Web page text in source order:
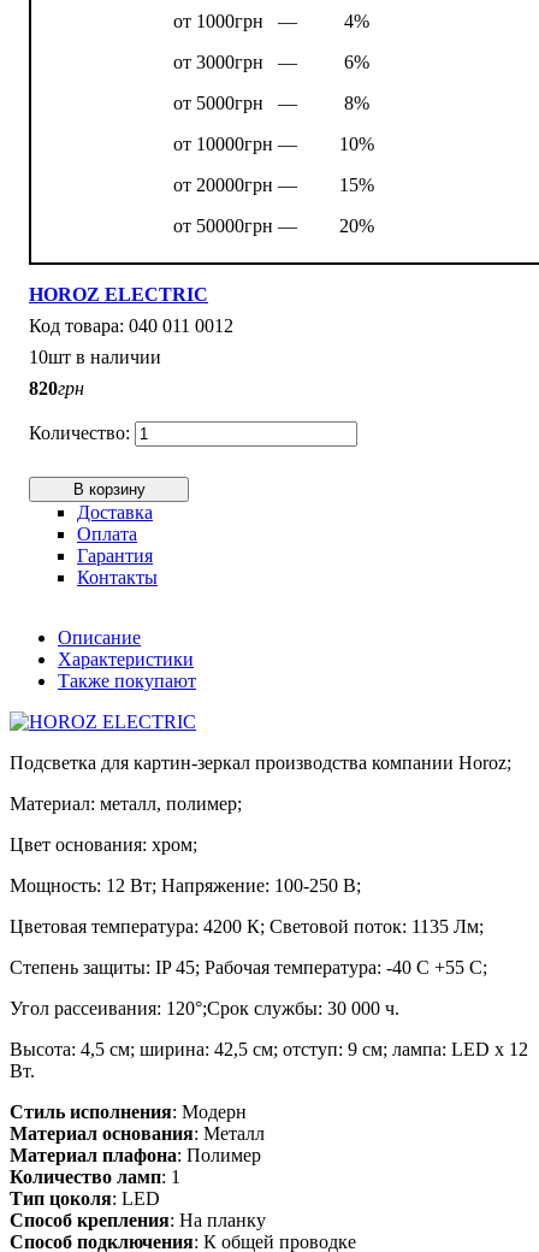
от 1000грн —
4%
от 3000грн —
6%
от 5000грн —
8%
от 10000грн —
10%
от 20000грн —
15%
от 50000грн —
20%
HOROZ ELECTRIC
040 011 0012
10шт в наличии
820грн
В корзину
Доставка
Оплата
Гарантия
Контакты
Описание
Характеристики
Также покупают
Подсветка для картин-зеркал производства компании Horoz;
Материал: металл, полимер;
Цвет основания: хром;
Мощность: 12 Вт; Напряжение: 100-250 В;
Цветовая температура: 4200 К; Световой поток: 1135 Лм;
Степень защиты: IP 45; Рабочая температура: -40 С +55 С;
Угол рассеивания: 120°;Срок службы: 30 000 ч.
Высота: 4,5 см; ширина: 42,5 см; отступ: 9 см; лампа: LED х 12
Вт.
Стиль исполнения: Модерн
Материал основания: Металл
Материал плафона: Полимер
Количество ламп: 1
Тип цоколя: LED
Способ крепления: На планку
Способ подключения: К общей проводке